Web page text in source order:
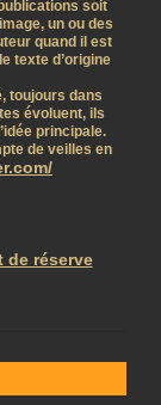
soit
un ou des
quand il est
texte d’origine
toujours dans
évoluent, ils
principale.
de veilles en
de réserve